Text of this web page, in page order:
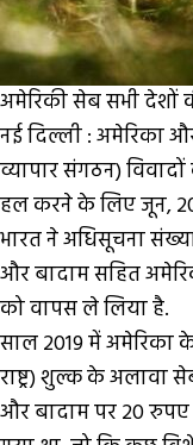
अमेरिकी सेब सभी देशों
नई दिल्ली : अमेरिका
व्यापार संगठन)
हल करने के लिए जून,
भारत ने अधिसूचना
और बादाम सहित
को वापस ले लिया है.
साल 2019 में अमेरिका
राष्ट्र) शुल्क के अलावा
और बादाम पर 20 रुपए